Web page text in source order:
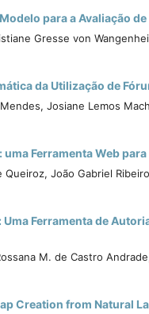
para a Avaliação
Gresse von
da Utilização de
Josiane Lemos
uma Ferramenta Web
Queiroz, João Gabriel
Ferramenta de
M. de Castro
Creation from Natural